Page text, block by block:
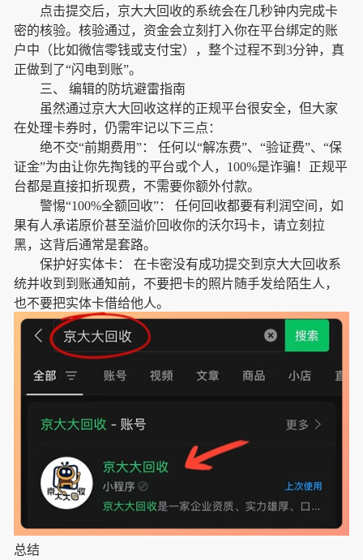
点击提交后，京大大回收的系统会在几秒钟内完成卡
密的核验。核验通过，资金会立刻打入你在平台绑定的账
户中（比如微信零钱或支付宝），整个过程不到3分钟，真
正做到了“闪电到账”。
三、 编辑的防坑避雷指南
虽然通过京大大回收这样的正规平台很安全，但大家
在处理卡券时，仍需牢记以下三点：
绝不交“前期费用”： 任何以“解冻费”、“验证费”、“保
证金”为由让你先掏钱的平台或个人，100%是诈骗！正规平
台都是直接扣折现费，不需要你额外付款。
警惕“100%全额回收”： 任何回收都要有利润空间，如
果有人承诺原价甚至溢价回收你的沃尔玛卡，请立刻拉
黑，这背后通常是套路。
保护好实体卡： 在卡密没有成功提交到京大大回收系
统并收到到账通知前，不要把卡的照片随手发给陌生人，
也不要把实体卡借给他人。
总结